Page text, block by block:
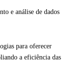
e análise de dados
para oferecer
a eficiência das